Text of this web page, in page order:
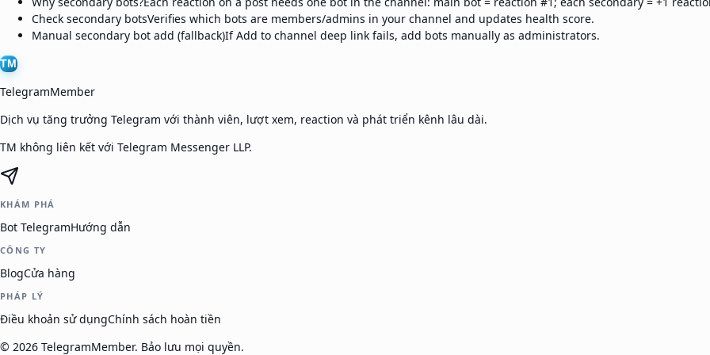
Check secondary botsVerifies which bots are members/admins in your channel and updates health score.
Manual secondary bot add (fallback)If Add to channel deep link fails, add bots manually as administrators.
TM
TelegramMember
Dịch vụ tăng trưởng Telegram với thành viên, lượt xem, reaction và phát triển kênh lâu dài.
TM không liên kết với Telegram Messenger LLP.
KHÁM PHÁ
Bot TelegramHướng dẫn
CÔNG TY
BlogCửa hàng
PHÁP LÝ
Điều khoản sử dụngChính sách hoàn tiền
© 2026 TelegramMember. Bảo lưu mọi quyền.